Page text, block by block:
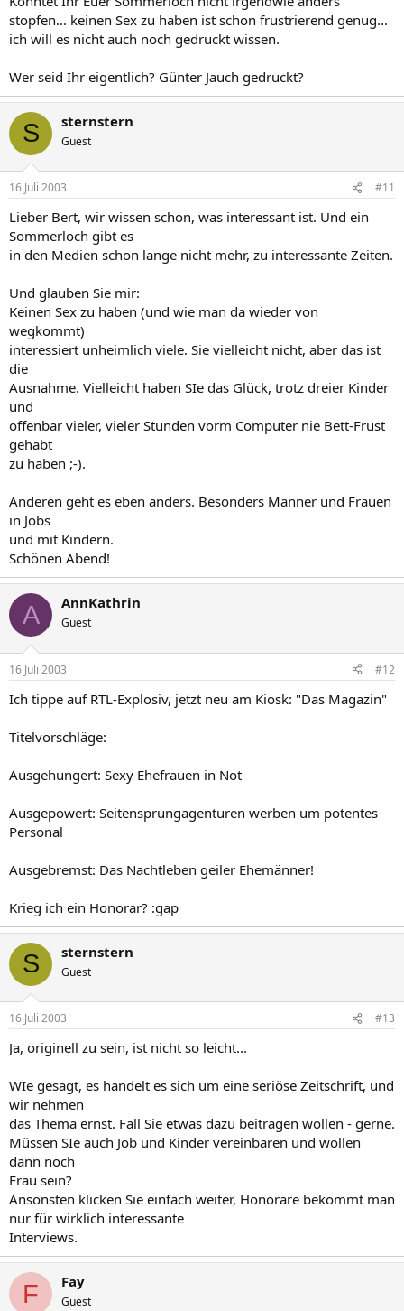
stopfen... keinen Sex zu haben ist schon frustrierend genug...
ich will es nicht auch noch gedruckt wissen.
Wer seid Ihr eigentlich? Günter Jauch gedruckt?
S sternstern
Guest
16 Juli 2003 #11
Lieber Bert, wir wissen schon, was interessant ist. Und ein
Sommerloch gibt es
in den Medien schon lange nicht mehr, zu interessante Zeiten.
Und glauben Sie mir:
Keinen Sex zu haben (und wie man da wieder von
wegkommt)
interessiert unheimlich viele. Sie vielleicht nicht, aber das ist
die
Ausnahme. Vielleicht haben SIe das Glück, trotz dreier Kinder
und
offenbar vieler, vieler Stunden vorm Computer nie Bett-Frust
gehabt
zu haben ;-).
Anderen geht es eben anders. Besonders Männer und Frauen
in Jobs
und mit Kindern.
Schönen Abend!
A AnnKathrin
Guest
16 Juli 2003 #12
Ich tippe auf RTL-Explosiv, jetzt neu am Kiosk: "Das Magazin"
Titelvorschläge:
Ausgehungert: Sexy Ehefrauen in Not
Ausgepowert: Seitensprungagenturen werben um potentes
Personal
Ausgebremst: Das Nachtleben geiler Ehemänner!
Krieg ich ein Honorar? :gap
S sternstern
Guest
16 Juli 2003 #13
Ja, originell zu sein, ist nicht so leicht...
WIe gesagt, es handelt es sich um eine seriöse Zeitschrift, und
wir nehmen
das Thema ernst. Fall Sie etwas dazu beitragen wollen - gerne.
Müssen SIe auch Job und Kinder vereinbaren und wollen
dann noch
Frau sein?
Ansonsten klicken Sie einfach weiter, Honorare bekommt man
nur für wirklich interessante
Interviews.
F Fay
Guest